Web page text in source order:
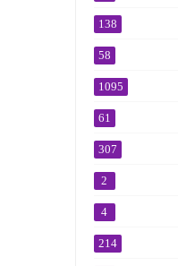
138
58
1095
61
307
2
4
214